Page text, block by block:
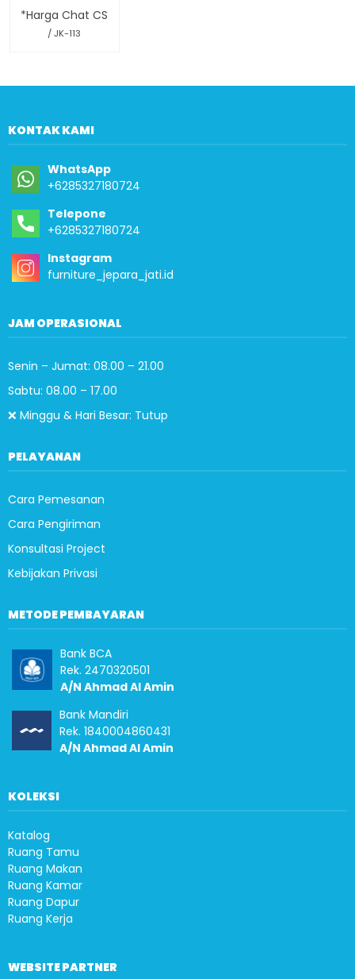
*Harga Chat CS
/ JK-113
KONTAK KAMI
WhatsApp
+6285327180724
Telepone
+6285327180724
Instagram
furniture_jepara_jati.id
JAM OPERASIONAL
Senin – Jumat: 08.00 – 21.00
Sabtu: 08.00 – 17.00
❌ Minggu & Hari Besar: Tutup
PELAYANAN
Cara Pemesanan
Cara Pengiriman
Konsultasi Project
Kebijakan Privasi
METODE PEMBAYARAN
Bank BCA
Rek. 2470320501
A/N Ahmad Al Amin
Bank Mandiri
Rek. 1840004860431
A/N Ahmad Al Amin
KOLEKSI
Katalog
Ruang Tamu
Ruang Makan
Ruang Kamar
Ruang Dapur
Ruang Kerja
WEBSITE PARTNER